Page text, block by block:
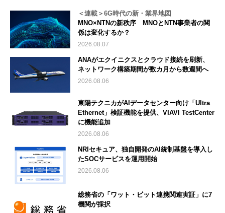
＜連載＞6G時代の新・業界地図
MNO×NTNの新秩序 MNOとNTN事業者の関
係は変化するか？
2026.08.07
ANAがエクイニクスとクラウド接続を刷新、
ネットワーク構築期間が数カ月から数週間へ
2026.08.06
東陽テクニカがAIデータセンター向け「Ultra
Ethernet」検証機能を提供、VIAVI TestCenter
に機能追加
2026.08.06
NRIセキュア、独自開発のAI統制基盤を導入し
たSOCサービスを運用開始
2026.08.06
総務省の「ワット・ビット連携関連実証」に7
機関が採択